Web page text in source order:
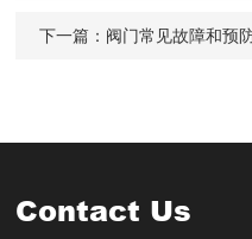
下一篇： 阀门常见故障和预
Contact Us